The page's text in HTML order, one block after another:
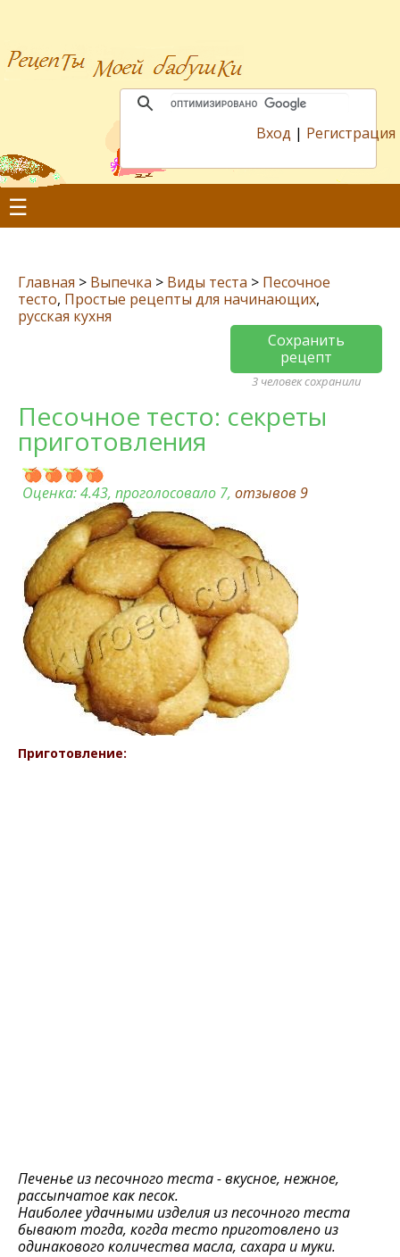
Вход | Регистрация
☰
Главная > Выпечка > Виды теста > Песочное
тесто, Простые рецепты для начинающих,
русская кухня
Сохранить
рецепт
3 человек сохранили
Песочное тесто: секреты
приготовления
Оценка:4.43, проголосовало 7, отзывов 9
Приготовление:
Печенье из песочного теста - вкусное, нежное,
рассыпчатое как песок.
Наиболее удачными изделия из песочного теста
бывают тогда, когда тесто приготовлено из
одинакового количества масла, сахара и муки.